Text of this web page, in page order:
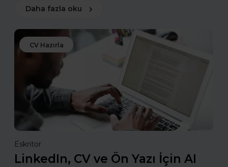
Daha fazla oku
CV Hazırla
Eskritor
LinkedIn, CV ve Ön Yazı İçin AI